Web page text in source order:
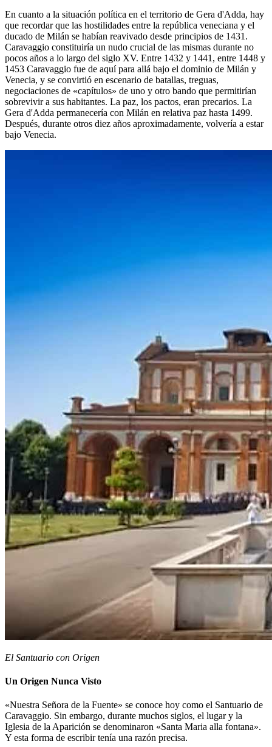
En cuanto a la situación política en el territorio de Gera d'Adda, hay
que recordar que las hostilidades entre la república veneciana y el
ducado de Milán se habían reavivado desde principios de 1431.
Caravaggio constituiría un nudo crucial de las mismas durante no
pocos años a lo largo del siglo XV. Entre 1432 y 1441, entre 1448 y
1453 Caravaggio fue de aquí para allá bajo el dominio de Milán y
Venecia, y se convirtió en escenario de batallas, treguas,
negociaciones de «capítulos» de uno y otro bando que permitirían
sobrevivir a sus habitantes. La paz, los pactos, eran precarios. La
Gera d'Adda permanecería con Milán en relativa paz hasta 1499.
Después, durante otros diez años aproximadamente, volvería a estar
bajo Venecia.
El Santuario con Origen
Un Origen Nunca Visto
«Nuestra Señora de la Fuente» se conoce hoy como el Santuario de
Caravaggio. Sin embargo, durante muchos siglos, el lugar y la
Iglesia de la Aparición se denominaron «Santa Maria alla fontana».
Y esta forma de escribir tenía una razón precisa.